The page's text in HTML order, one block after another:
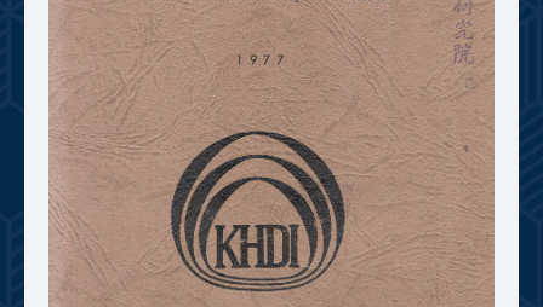
세계와 함께 한 KIHASA
VR 역사관